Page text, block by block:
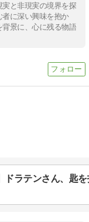
と非現実の境界を探
に深い興味を抱か
景に、心に残る物語